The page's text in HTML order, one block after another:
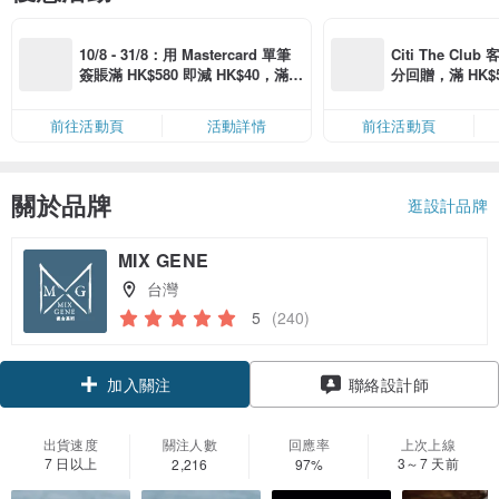
10/8 - 31/8：用 Mastercard 單筆
簽賬滿 HK$580 即減 HK$40，滿 H
六、日滿 HK$880 即減 HK$80（名
額有限，額滿即止，僅限「常用信
前往活動頁 活動詳情
Citi The Club
分回贈，滿
前往活動頁
關於品牌 逛設計品牌
MIX GENE
台灣
5 (240)
加入關注
聯絡設計師
出貨速度
7 日以上
關注人數
2,216
回應率
97%
上次上線
3～7 天前